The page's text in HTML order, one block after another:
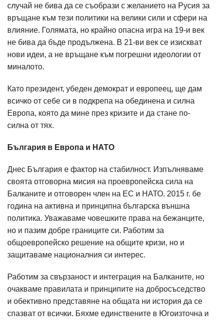
случай не бива да се съобрази с желанието на Русия за
връщане към тези политики на велики сили и сфери на
влияние. Голямата, но крайно опасна игра на 19-и век
не бива да бъде продължена. В 21-ви век се изискват
нови идеи, а не връщане към погрешни идеологии от
миналото.
Като президент, убеден демократ и европеец, ще дам
всичко от себе си в подкрепа на обединена и силна
Европа, която да мине през кризите и да стане по-
силна от тях.
България в Европа и НАТО
Днес България е фактор на стабилност. Изпълняваме
своята отговорна мисия на проевропейска сила на
Балканите и отговорен член на ЕС и НАТО. 2015 г. бе
година на активна и принципна българска външна
политика. Уважаваме човешките права на бежанците,
но и пазим добре границите си. Работим за
общоевропейско решение на общите кризи, но и
защитаваме националния си интерес.
Работим за свързаност и интеграция на Балканите, но
очакваме правилата и принципите на добросъседство
и обективно представяне на общата ни история да се
спазват от всички. Бяхме единствените в Югоизточна и